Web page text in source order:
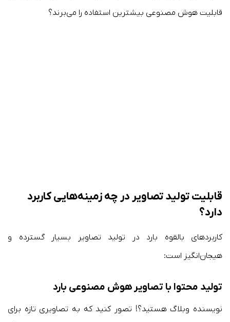
قابلیت هوش مصنوعی بیشترین استفاده را می‌برند؟
قابلیت تولید تصاویر در چه زمینه‌هایی کاربرد
دارد؟
کاربردهای بالقوه بارد در تولید تصاویر بسیار گسترده و
هیجان‌انگیز است:
تولید محتوا با تصاویر هوش مصنوعی بارد
نویسنده وبلاگ هستید؟! تصور کنید که به تصاویری تازه برای